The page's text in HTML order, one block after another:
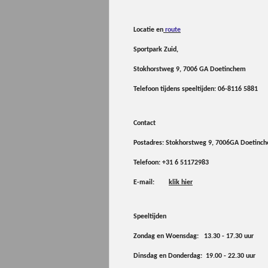
Locatie en route
Sportpark Zuid,
Stokhorstweg 9, 7006 GA Doetinchem
Telefoon tijdens speeltijden: 06-8116 5881
Contact
Postadres: Stokhorstweg 9, 7006GA
Telefoon: +31 6 51172983
E-mail: klik hier
Speeltijden
Zondag en Woensdag: 13.30 - 17.30 uur
Dinsdag en Donderdag: 19.00 - 22.30 uur